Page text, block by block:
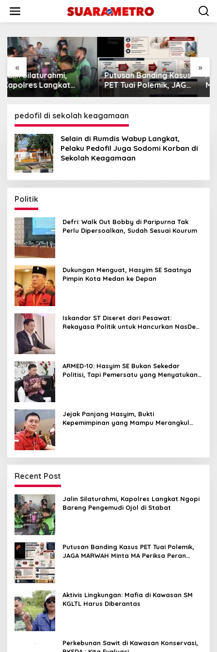
konten
« »
Putusan Banding Kasus
PET Tuai Polemik, JAGA
MARWAH Minta MA
Group
Aktivis Lingkungan:
Mafia di Kawasan SM
KGLTL Harus
pedofil di sekolah keagamaan
Selain di Rumdis Wabup Langkat,
Pelaku Pedofil Juga Sodomi Korban di
Sekolah Keagamaan
Politik
Defri: Walk Out Bobby di Paripurna Tak
Perlu Dipersoalkan, Sudah Sesuai Kourum
Dukungan Menguat, Hasyim SE Saatnya
Pimpin Kota Medan ke Depan
Iskandar ST Diseret dari Pesawat:
Rekayasa Politik untuk Hancurkan NasDem
ARMED-10: Hasyim SE Bukan Sekedar
Politisi, Tapi Pemersatu yang Menyatukan
Jejak Panjang Hasyim, Bukti
Kepemimpinan yang Mampu Merangkul
Recent Post
Jalin Silaturahmi, Kapolres Langkat Ngopi
Bareng Pengemudi Ojol di Stabat
Putusan Banding Kasus PET Tuai Polemik,
JAGA MARWAH Minta MA Periksa Peran
Aktivis Lingkungan: Mafia di Kawasan SM
KGLTL Harus Diberantas
Perkebunan Sawit di Kawasan Konservasi,